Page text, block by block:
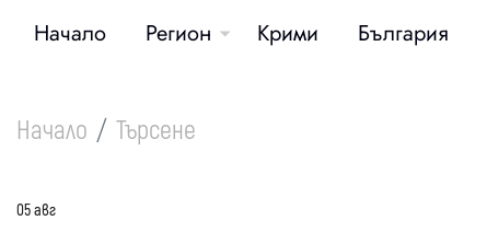
Начало Регион Крими България
Начало Търсене
05 авг